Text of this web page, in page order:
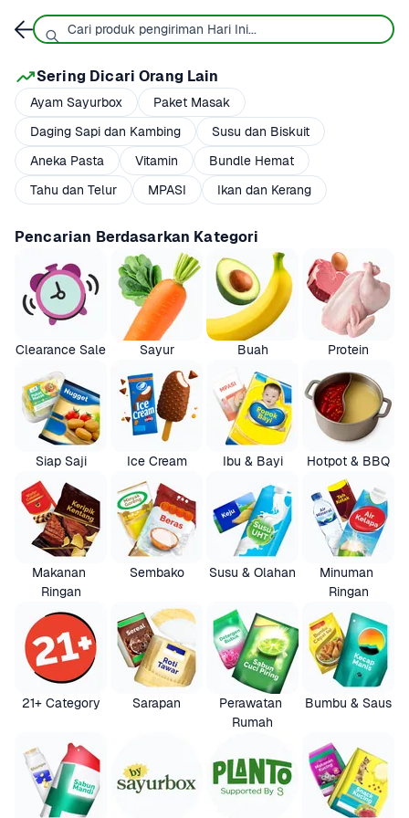
Sering Dicari Orang Lain
Ayam Sayurbox
Paket Masak
Daging Sapi dan Kambing
Susu dan Biskuit
Aneka Pasta
Vitamin
Bundle Hemat
Tahu dan Telur
MPASI Ikan dan Kerang
Pencarian Berdasarkan Kategori
Clearance Sale Sayur Buah Protein
Siap Saji Ice Cream Ibu & Bayi Hotpot & BBQ
Makanan
Ringan
Sembako Susu & Olahan
Minuman
Ringan
21+ Category Sarapan
Perawatan
Rumah
Bumbu & Saus